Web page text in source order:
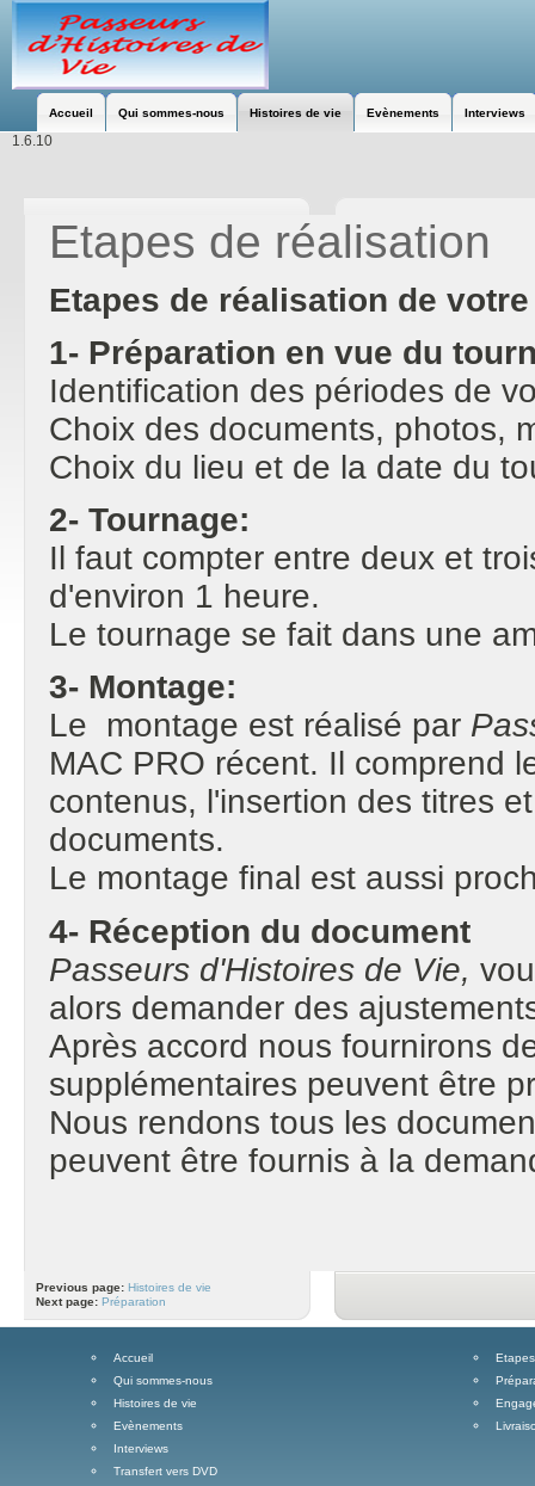
Accueil Qui sommes-nous Histoires de vie Evènements Interviews
1.6.10
Etapes de réalisation
Etapes de réalisation de
1- Préparation en vue du
Identification des périodes de
Choix des documents, photos,
Choix du lieu et de la date du
2- Tournage:
Il faut compter entre deux et
d'environ 1 heure.
Le tournage se fait dans une
3- Montage:
Le montage est réalisé par
MAC PRO récent. Il comprend
contenus, l'insertion des titres
documents.
Le montage final est aussi
4- Réception du document
Passeurs d'Histoires de Vie,
alors demander des
Après accord nous fournirons
supplémentaires peuvent être
Nous rendons tous les
peuvent être fournis à la
Previous page: Histoires de vie
Next page: Préparation
Accueil
Qui sommes-nous
Histoires de vie
Evènements
Interviews
Transfert vers DVD